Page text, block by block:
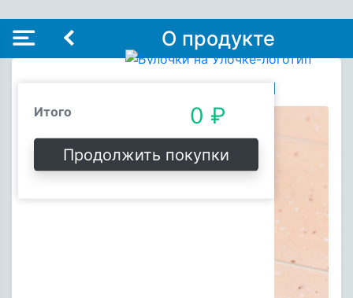
О продукте
Ой, пусто!
Итого 0 ₽
Продолжить покупки
Раф Карамельный